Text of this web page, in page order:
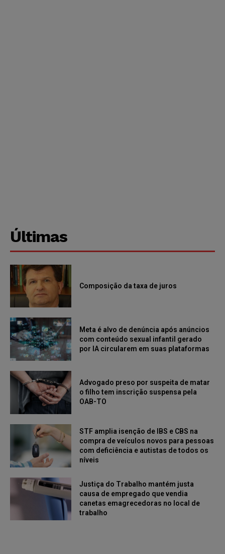
Últimas
Composição da taxa de juros
Meta é alvo de denúncia após anúncios
com conteúdo sexual infantil gerado
por IA circularem em suas plataformas
Advogado preso por suspeita de matar
o filho tem inscrição suspensa pela
OAB-TO
STF amplia isenção de IBS e CBS na
compra de veículos novos para pessoas
com deficiência e autistas de todos os
níveis
Justiça do Trabalho mantém justa
causa de empregado que vendia
canetas emagrecedoras no local de
trabalho